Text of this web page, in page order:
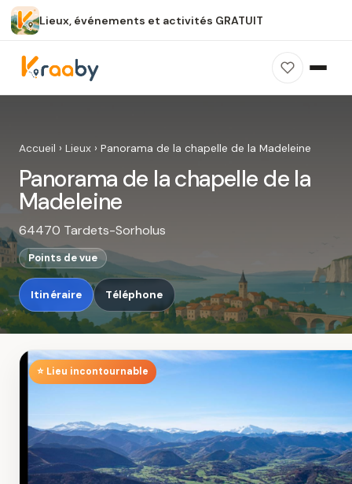
Lieux, événements et activités GRATUIT
Photos, avis, carte et accès : découvrez ce
spot dans Kraaby.
Ouvrir dans Kraaby
Accueil › Lieux › Panorama de la chapelle de la Madeleine
Panorama de la chapelle de la
Madeleine
64470 Tardets-Sorholus
Points de vue
Itinéraire Téléphone
⭐ Lieu incontournable